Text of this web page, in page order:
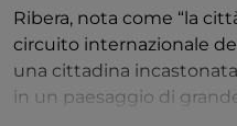
Ribera, nota come “la
circuito internazionale
una cittadina
in un paesaggio di